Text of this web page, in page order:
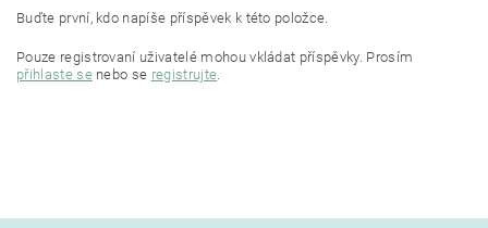
Buďte první, kdo napíše příspěvek k této položce.
Pouze registrovaní uživatelé mohou vkládat příspěvky. Prosím
přihlaste senebo se registrujte.